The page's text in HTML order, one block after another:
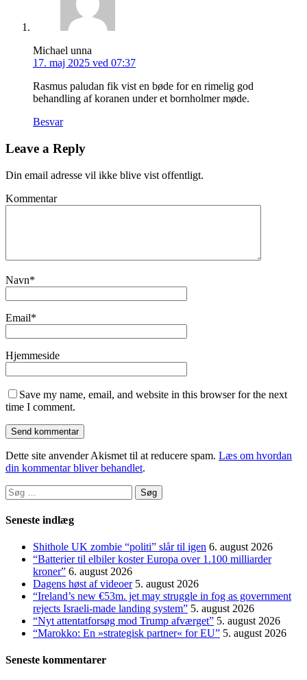
Michael unna
17. maj 2025 ved 07:37
Rasmus paludan fik vist en bøde for en rimelig god
behandling af koranen under et bornholmer møde.
Besvar
Leave a Reply
Din email adresse vil ikke blive vist offentligt.
Kommentar
Navn*
Email*
Hjemmeside
Save my name, email, and website in this browser for the next
time I comment.
Dette site anvender Akismet til at reducere spam. Læs om hvordan
din kommentar bliver behandlet.
Søg
efter:
Seneste indlæg
Shithole UK zombie “politi” slår til igen 6. august 2026
“Batterier til elbiler koster Europa over 1.100 milliarder
kroner” 6. august 2026
Dagens høst af videoer 5. august 2026
“Ireland’s new €53m. jet may struggle in fog as government
rejects Israeli-made landing system” 5. august 2026
“Nyt attentatforsøg mod Trump afværget” 5. august 2026
“Marokko: En »strategisk partner« for EU” 5. august 2026
Seneste kommentarer